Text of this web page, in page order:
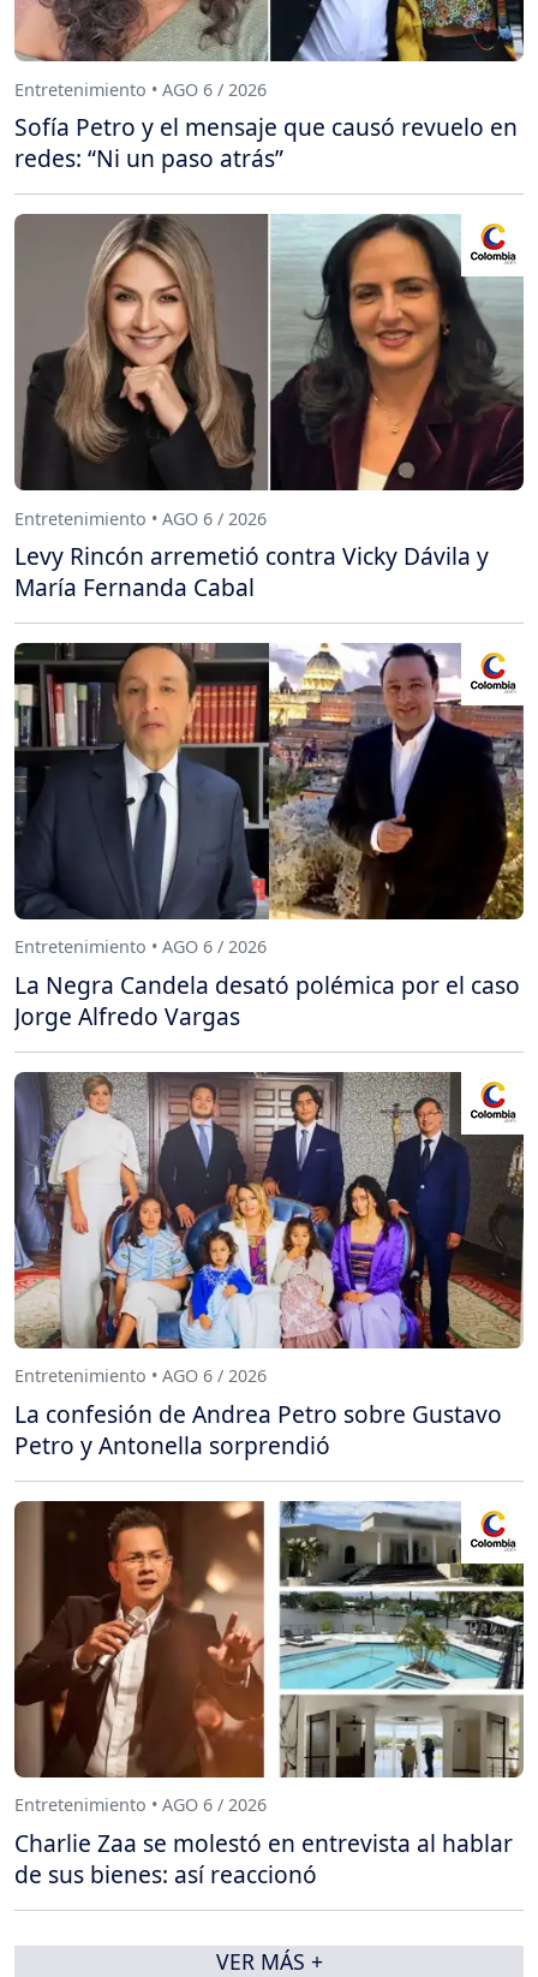
Entretenimiento • AGO 6 / 2026
Sofía Petro y el mensaje que causó revuelo en
redes: “Ni un paso atrás”
Entretenimiento • AGO 6 / 2026
Levy Rincón arremetió contra Vicky Dávila y
María Fernanda Cabal
Entretenimiento • AGO 6 / 2026
La Negra Candela desató polémica por el caso
Jorge Alfredo Vargas
Entretenimiento • AGO 6 / 2026
La confesión de Andrea Petro sobre Gustavo
Petro y Antonella sorprendió
Entretenimiento • AGO 6 / 2026
Charlie Zaa se molestó en entrevista al hablar
de sus bienes: así reaccionó
VER MÁS +